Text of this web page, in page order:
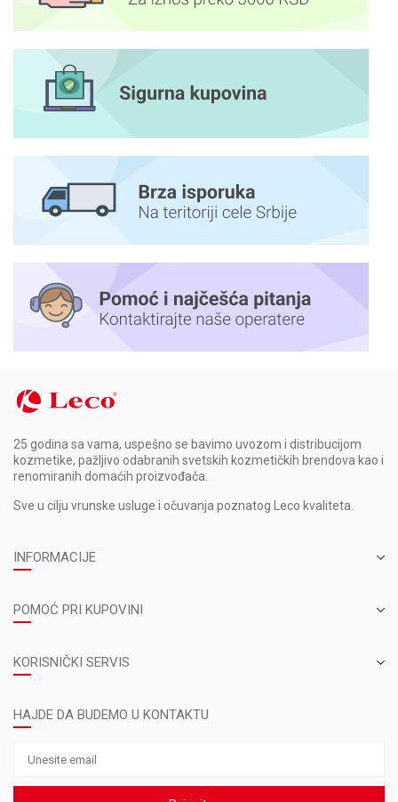
25 godina sa vama, uspešno se bavimo uvozom i distribucijom
kozmetike, pažljivo odabranih svetskih kozmetičkih brendova kao i
renomiranih domaćih proizvođača.
Sve u cilju vrunske usluge i očuvanja poznatog Leco kvaliteta.
INFORMACIJE
POMOĆ PRI KUPOVINI
KORISNIČKI SERVIS
HAJDE DA BUDEMO U KONTAKTU